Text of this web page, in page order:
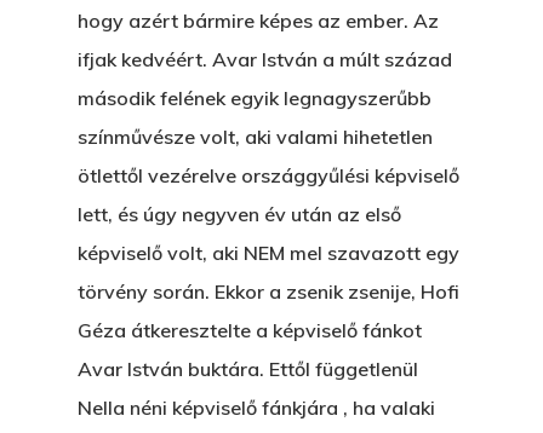
hogy azért bármire képes az ember. Az
ifjak kedvéért. Avar István a múlt század
második felének egyik legnagyszerűbb
színművésze volt, aki valami hihetetlen
ötlettől vezérelve országgyűlési képviselő
lett, és úgy negyven év után az első
képviselő volt, aki NEM mel szavazott egy
törvény során. Ekkor a zsenik zsenije, Hofi
Géza átkeresztelte a képviselő fánkot
Avar István buktára. Ettől függetlenül
Nella néni képviselő fánkjára , ha valaki